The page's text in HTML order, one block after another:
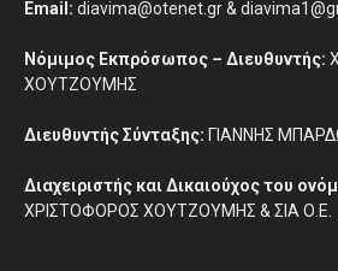
Email: diavima@otenet.gr &
Νόμιμος Εκπρόσωπος – Διευθυντής:
ΧΟΥΤΖΟΥΜΗΣ
Διευθυντής Σύνταξης: ΓΙΑΝΝΗΣ
Διαχειριστής και Δικαιούχος του
ΧΡΙΣΤΟΦΟΡΟΣ ΧΟΥΤΖΟΥΜΗΣ & ΣΙΑ Ο.Ε.